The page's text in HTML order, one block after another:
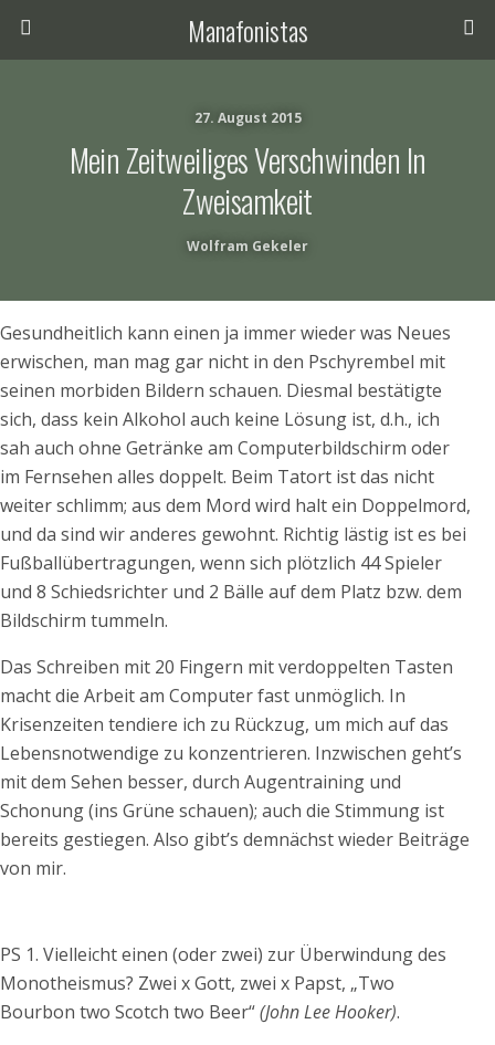
Manafonistas
27. August 2015
Mein Zeitweiliges Verschwinden In
Zweisamkeit
Wolfram Gekeler
Gesundheitlich kann einen ja immer wieder was Neues
erwischen, man mag gar nicht in den Pschyrembel mit
seinen morbiden Bildern schauen. Diesmal bestätigte
sich, dass kein Alkohol auch keine Lösung ist, d.h., ich
sah auch ohne Getränke am Computerbildschirm oder
im Fernsehen alles doppelt. Beim Tatort ist das nicht
weiter schlimm; aus dem Mord wird halt ein Doppelmord,
und da sind wir anderes gewohnt. Richtig lästig ist es bei
Fußballübertragungen, wenn sich plötzlich 44 Spieler
und 8 Schiedsrichter und 2 Bälle auf dem Platz bzw. dem
Bildschirm tummeln.
Das Schreiben mit 20 Fingern mit verdoppelten Tasten
macht die Arbeit am Computer fast unmöglich. In
Krisenzeiten tendiere ich zu Rückzug, um mich auf das
Lebensnotwendige zu konzentrieren. Inzwischen geht’s
mit dem Sehen besser, durch Augentraining und
Schonung (ins Grüne schauen); auch die Stimmung ist
bereits gestiegen. Also gibt’s demnächst wieder Beiträge
von mir.
PS 1. Vielleicht einen (oder zwei) zur Überwindung des
Monotheismus? Zwei x Gott, zwei x Papst, „Two
Bourbon two Scotch two Beer“(John Lee Hooker).